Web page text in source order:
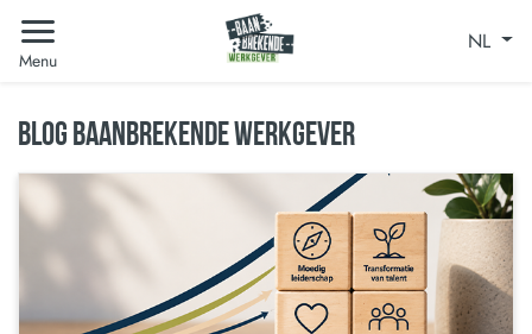
Menu
NL
BLOG BAANBREKENDE WERKGEVER